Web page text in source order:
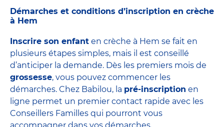
Démarches et conditions d’inscription en crèche
à Hem
Inscrire son enfant en crèche à Hem se fait en
plusieurs étapes simples, mais il est conseillé
d’anticiper la demande. Dès les premiers mois de
grossesse, vous pouvez commencer les
démarches. Chez Babilou, la pré-inscription en
ligne permet un premier contact rapide avec les
Conseillers Familles qui pourront vous
accompagner dans vos démarches.